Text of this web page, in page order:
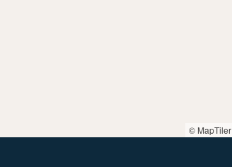
© MapTiler